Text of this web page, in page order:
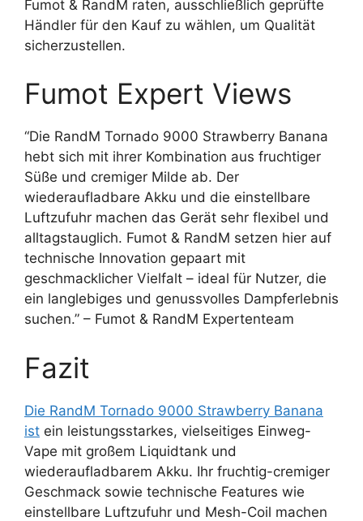
Fumot & RandM raten, ausschließlich geprüfte
Händler für den Kauf zu wählen, um Qualität
sicherzustellen.
Fumot Expert Views
“Die RandM Tornado 9000 Strawberry Banana
hebt sich mit ihrer Kombination aus fruchtiger
Süße und cremiger Milde ab. Der
wiederaufladbare Akku und die einstellbare
Luftzufuhr machen das Gerät sehr flexibel und
alltagstauglich. Fumot & RandM setzen hier auf
technische Innovation gepaart mit
geschmacklicher Vielfalt – ideal für Nutzer, die
ein langlebiges und genussvolles Dampferlebnis
suchen.” – Fumot & RandM Expertenteam
Fazit
Die RandM Tornado 9000 Strawberry Banana
ist ein leistungsstarkes, vielseitiges Einweg-
Vape mit großem Liquidtank und
wiederaufladbarem Akku. Ihr fruchtig-cremiger
Geschmack sowie technische Features wie
einstellbare Luftzufuhr und Mesh-Coil machen